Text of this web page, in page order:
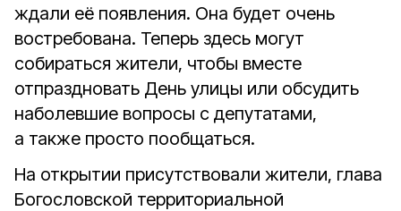
ждали её появления. Она будет очень
востребована. Теперь здесь могут
собираться жители, чтобы вместе
отпраздновать День улицы или обсудить
наболевшие вопросы с депутатами,
а также просто пообщаться.
На открытии присутствовали жители, глава
Богословской территориальной